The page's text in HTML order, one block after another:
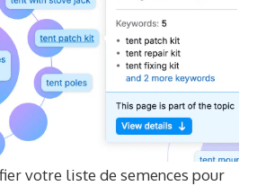
votre liste de semences pour